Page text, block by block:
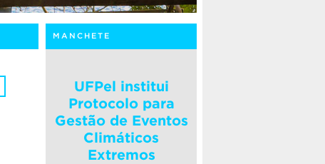
MANCHETE
UFPel institui
Protocolo para
Gestão de Eventos
Climáticos
Extremos